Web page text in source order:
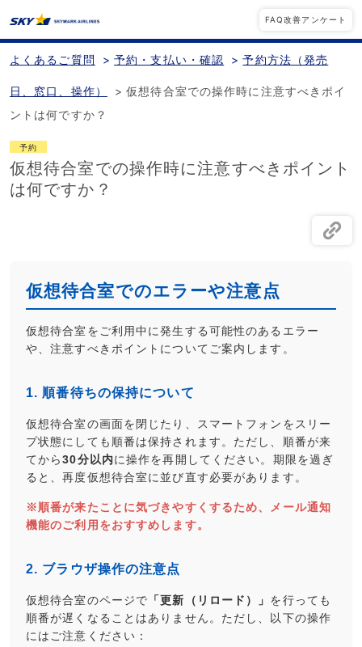
FAQ改善アンケート
よくあるご質問 > 予約・支払い・確認 > 予約方法（発売
日、窓口、操作） > 仮想待合室での操作時に注意すべきポイ
ントは何ですか？
予約
仮想待合室での操作時に注意すべきポイント
は何ですか？
仮想待合室でのエラーや注意点
仮想待合室をご利用中に発生する可能性のあるエラー
や、注意すべきポイントについてご案内します。
1. 順番待ちの保持について
仮想待合室の画面を閉じたり、スマートフォンをスリー
プ状態にしても順番は保持されます。ただし、順番が来
てから30分以内に操作を再開してください。期限を過ぎ
ると、再度仮想待合室に並び直す必要があります。
※順番が来たことに気づきやすくするため、メール通知
機能のご利用をおすすめします。
2. ブラウザ操作の注意点
仮想待合室のページで 「更新（リロード）」 を行っても
順番が遅くなることはありません。ただし、以下の操作
にはご注意ください：